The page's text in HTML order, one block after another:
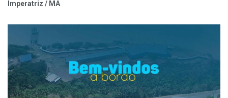
Imperatriz / MA